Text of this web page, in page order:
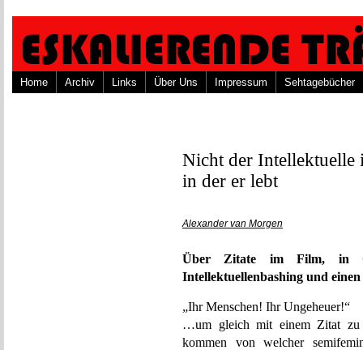
Home Archiv Links Über Uns Impressum Sehtagebücher
Nicht der Intellektuelle
in der er lebt
Alexander van Morgen
Über Zitate im Film, in
Intellektuellenbashing und
„Ihr Menschen! Ihr Ungeheuer!“
…um gleich mit einem Zitat zu
kommen von welcher